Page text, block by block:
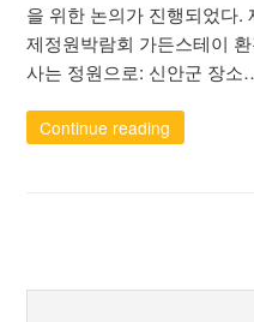
을 위한 논의가 진행되었다.
제정원박람회 가든스테이
사는 정원으로: 신안군 장소
Continue reading